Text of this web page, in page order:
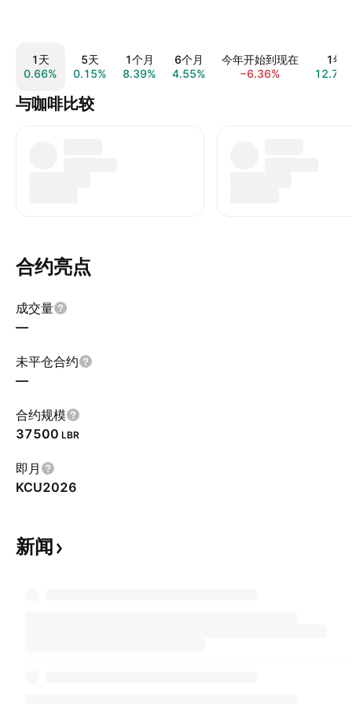
1天
0.66%
5天
0.15%
1个月
8.39%
6个月
4.55%
今年开始到现在
−6.36%
1年
与咖啡比较
合约亮点
成交量
—
未平仓合约
—
合约规模
37500 LBR
即月
KCU2026
新闻